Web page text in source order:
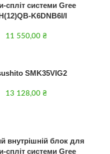
спліт системи Gree
K6DNB6I/I
11 550,00₴
SMK35VIG2
13 128,00₴
внутрішній блок для
спліт системи Gree